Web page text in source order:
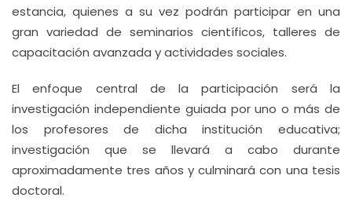
estancia, quienes a su vez podrán participar en una
gran variedad de seminarios científicos, talleres de
capacitación avanzada y actividades sociales.
El enfoque central de la participación será la
investigación independiente guiada por uno o más de
los profesores de dicha institución educativa;
investigación que se llevará a cabo durante
aproximadamente tres años y culminará con una tesis
doctoral.